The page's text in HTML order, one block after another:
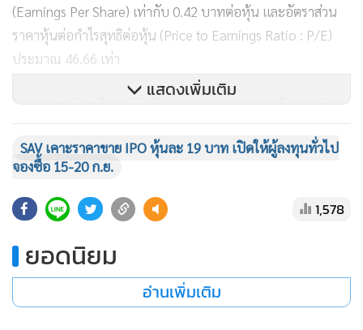
(Earnings Per Share) เท่ากับ 0.42 บาทต่อหุ้น และอัตราส่วน
ราคาหุ้นต่อกำไรสุทธิต่อหุ้น (Price to Earnings Ratio : P/E)
ประมาณ 46.66 เท่า
วัตถุประสงค์การใช้เงิน ใช้เป็นเงินทุนหมุนเวียนภายใน 376 ล้าน
บาทภายในปี 69 และเพื่อใช้ชำระคืนหนี้สินกับสถาบันการเงิน
840 ล้านบาทภายในไตรมาส 4/66 โดยบริษัทมีสัญญาเงินกู้วงเงิน
66,265,000 เหรียญสหรัฐ ระยะเวลา 7 ปี โดยชำระเงินต้นและ
ดอกเบี้ยทุก 3 เดือน รวม 28 งวด มีหลักประกัน คือ หุ้นสามัญ
100% ของบริษัท แคมโบเดีย แอร์ทราฟฟิค เซอร์วิส จำกัด ณ
วันที่ 30 มิ.ย.66 บริษัทมีเงินกู้ยืมสถาบันการเงินคงเหลือ เท่ากับ
1,003.44 ล้านบาท
แสดงเพิ่มเติม
SAV เคาะราคาขาย IPO หุ้นละ 19 บาท เปิดให้ผู้ลงทุนทั่วไป
จองซื้อ 15-20 ก.ย.
1,578
ยอดนิยม
อ่านเพิ่มเติม